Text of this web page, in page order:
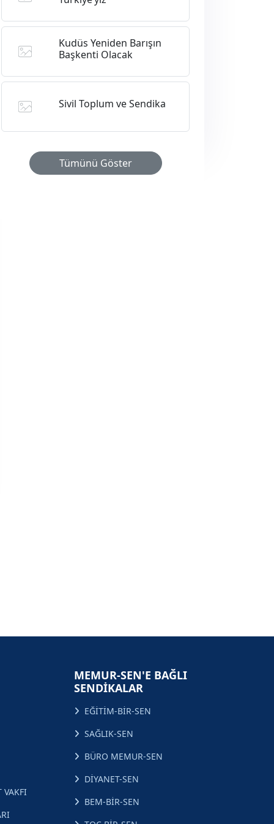
Kudüs Yeniden Barışın
Başkenti Olacak
Sivil Toplum ve Sendika
Tümünü Göster
VAKFI
MEMUR-SEN'E BAĞLI
SENDİKALAR
EĞİTİM-BİR-SEN
SAĞLIK-SEN
BÜRO MEMUR-SEN
DİYANET-SEN
BEM-BİR-SEN